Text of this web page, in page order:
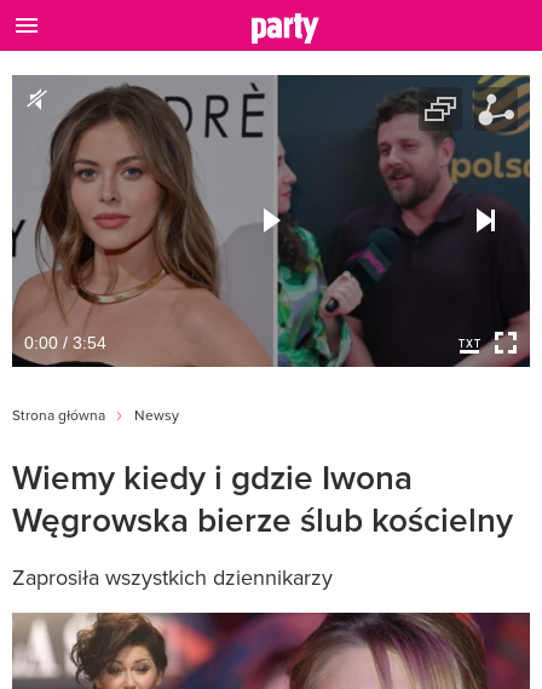
0:00 / 3:54
Strona główna Newsy
Wiemy kiedy i gdzie Iwona
Węgrowska bierze ślub kościelny
Zaprosiła wszystkich dziennikarzy